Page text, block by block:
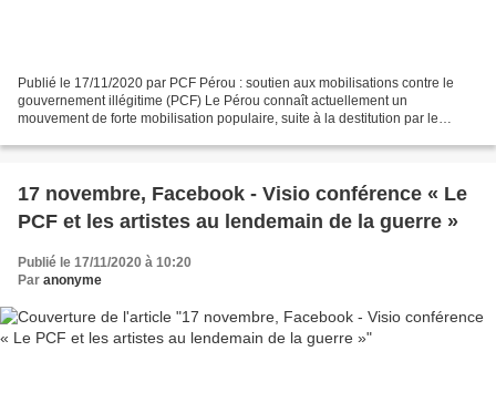
Publié le 17/11/2020 par PCF Pérou : soutien aux mobilisations contre le
gouvernement illégitime (PCF) Le Pérou connaît actuellement un
mouvement de forte mobilisation populaire, suite à la destitution par le
17 novembre, Facebook - Visio conférence « Le
PCF et les artistes au lendemain de la guerre »
Publié le 17/11/2020 à 10:20
Par anonyme